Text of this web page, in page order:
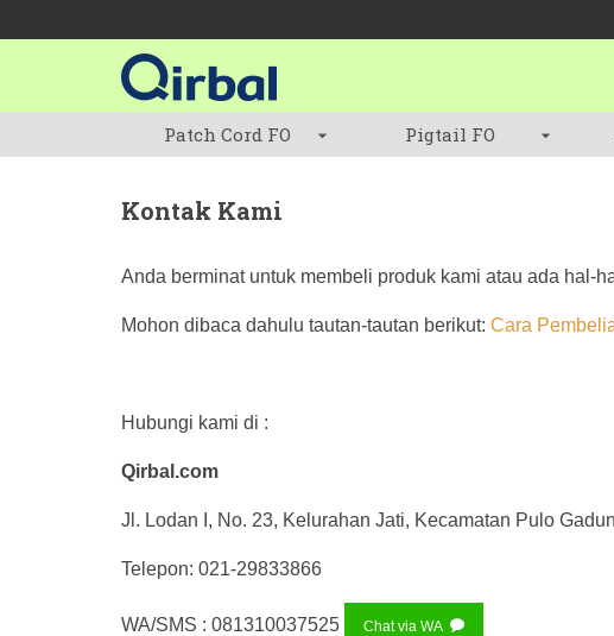
Patch Cord FO Pigtail FO
Kontak Kami
Anda berminat untuk membeli produk kami atau ada hal-
Mohon dibaca dahulu tautan-tautan berikut: Cara
Hubungi kami di :
Qirbal.com
Jl. Lodan I, No. 23, Kelurahan Jati, Kecamatan Pulo
Telepon: 021-29833866
WA/SMS : 081310037525 Chat via WA